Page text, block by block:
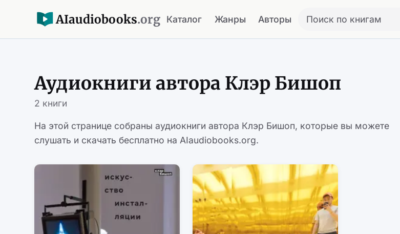
AIaudiobooks.org Каталог Жанры Авторы Поиск по книгам
Аудиокниги автора Клэр Бишоп
2 книги
На этой странице собраны аудиокниги автора Клэр Бишоп, которые вы можете
слушать и скачать бесплатно на AIaudiobooks.org.